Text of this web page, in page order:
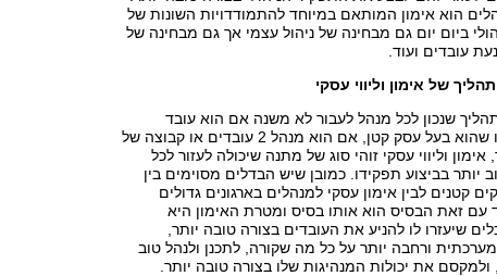
הוא אימון המותאם במיוחד להתמודדויות השונות של
ביום יום גם מבחינה של ניהול עצמי אך גם מבחינה של
עובדים ועוד.
של אימון וליווי עסקי
תהליך שנכון לכל מנהל לעבור לא משנה אם הוא עובד
בחברה גדולה או שהוא בעל עסק קטן, אם הוא מנהל 2 עובדים או קבוצה של
אימון וליווי עסקי זוהי סוג של מתנה שיכולה לעזור לכל
יותר בביצוע תפקידו. כמובן שיש הבדלים מסוימים בין
קטנים לבין אימון עסקי למנהלים בארגונים גדולים
עם זאת הבסיס הוא אותו בסיס ומטרת האימון היא
שיעזרו לו להניע את העובדים בצורה טובה יותר,
ורחבה יותר על כל מה שקורה, לתכנן ולנהל טוב
ולמקסם את יכולות המנהיגות שלו בצורה טובה יותר.